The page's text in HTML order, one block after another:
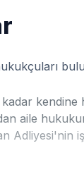
kadar
aile
Adliyesi'nin